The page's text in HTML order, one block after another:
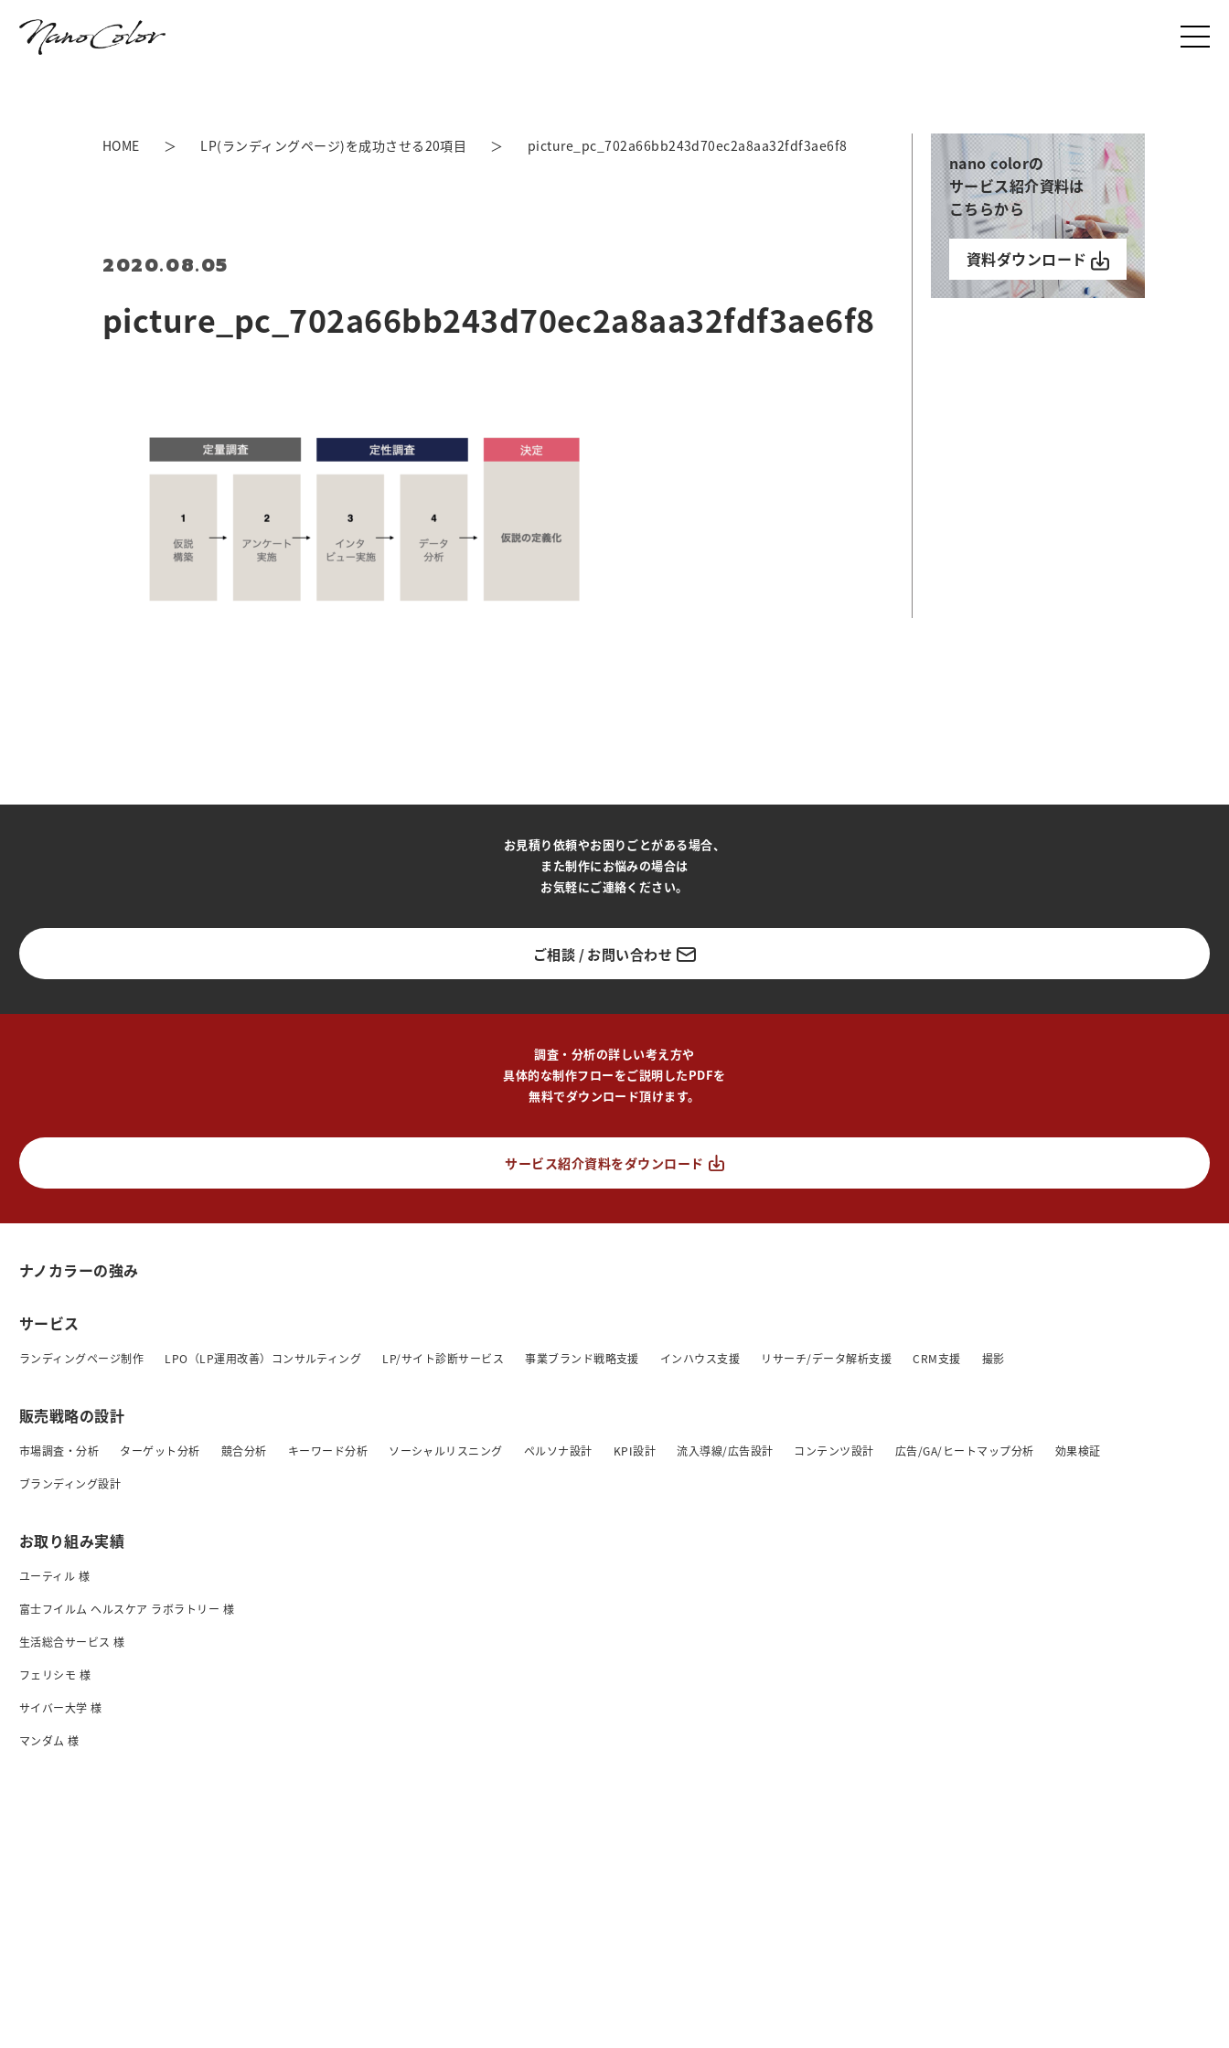
picture_pc_702a66bb243d70ec2a8aa32fdf3ae6f8
2020.08.05
HOME LP(ランディングページ)を成功させる20項目 picture_pc_702a66bb243d70ec2a8aa32fdf3ae6f8
nano colorの
サービス紹介資料は
こちらから
資料ダウンロード
お見積り依頼やお困りごとがある場合、
また制作にお悩みの場合は
お気軽にご連絡ください。
ご相談 / お問い合わせ
調査・分析の詳しい考え方や
具体的な制作フローをご説明したPDFを
無料でダウンロード頂けます。
サービス紹介資料をダウンロード
ナノカラーの強み
サービス
ランディングページ制作 LPO（LP運用改善）コンサルティング LP/サイト診断サービス 事業ブランド戦略支援 インハウス支援 リサーチ/データ解析支援 CRM支援 撮影
販売戦略の設計
市場調査・分析 ターゲット分析 競合分析 キーワード分析 ソーシャルリスニング ペルソナ設計 KPI設計 流入導線/広告設計 コンテンツ設計 広告/GA/ヒートマップ分析 効果検証
ブランディング設計
お取り組み実績
ユーティル 様
富士フイルム ヘルスケア ラボラトリー 様
生活総合サービス 様
フェリシモ 様
サイバー大学 様
マンダム 様